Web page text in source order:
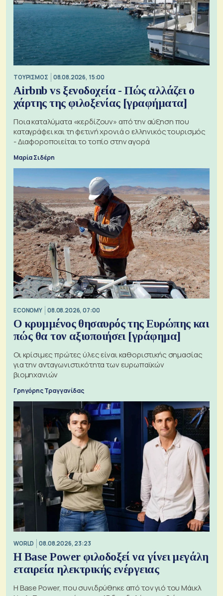
ΤΟΥΡΙΣΜΟΣ 08.08.2026, 15:00
Airbnb vs ξενοδοχεία - Πώς αλλάζει ο
χάρτης της φιλοξενίας [γραφήματα]
Ποια καταλύματα «κερδίζουν» από την αύξηση που
καταγράφει και τη φετινή χρονιά ο ελληνικός τουρισμός
- Διαφοροποιείται το τοπίο στην αγορά
Μαρία Σιδέρη
ECONOMY 08.08.2026, 07:00
Ο κρυμμένος θησαυρός της Ευρώπης και
πώς θα τον αξιοποιήσει [γράφημα]
Οι κρίσιμες πρώτες ύλες είναι καθοριστικής σημασίας
για την ανταγωνιστικότητα των ευρωπαϊκών
βιομηχανιών
Γρηγόρης Τραγγανίδας
WORLD 08.08.2026, 23:23
Η Base Power φιλοδοξεί να γίνει μεγάλη
εταιρεία ηλεκτρικής ενέργειας
Η Base Power, που συνιδρύθηκε από τον γιό του Μάικλ